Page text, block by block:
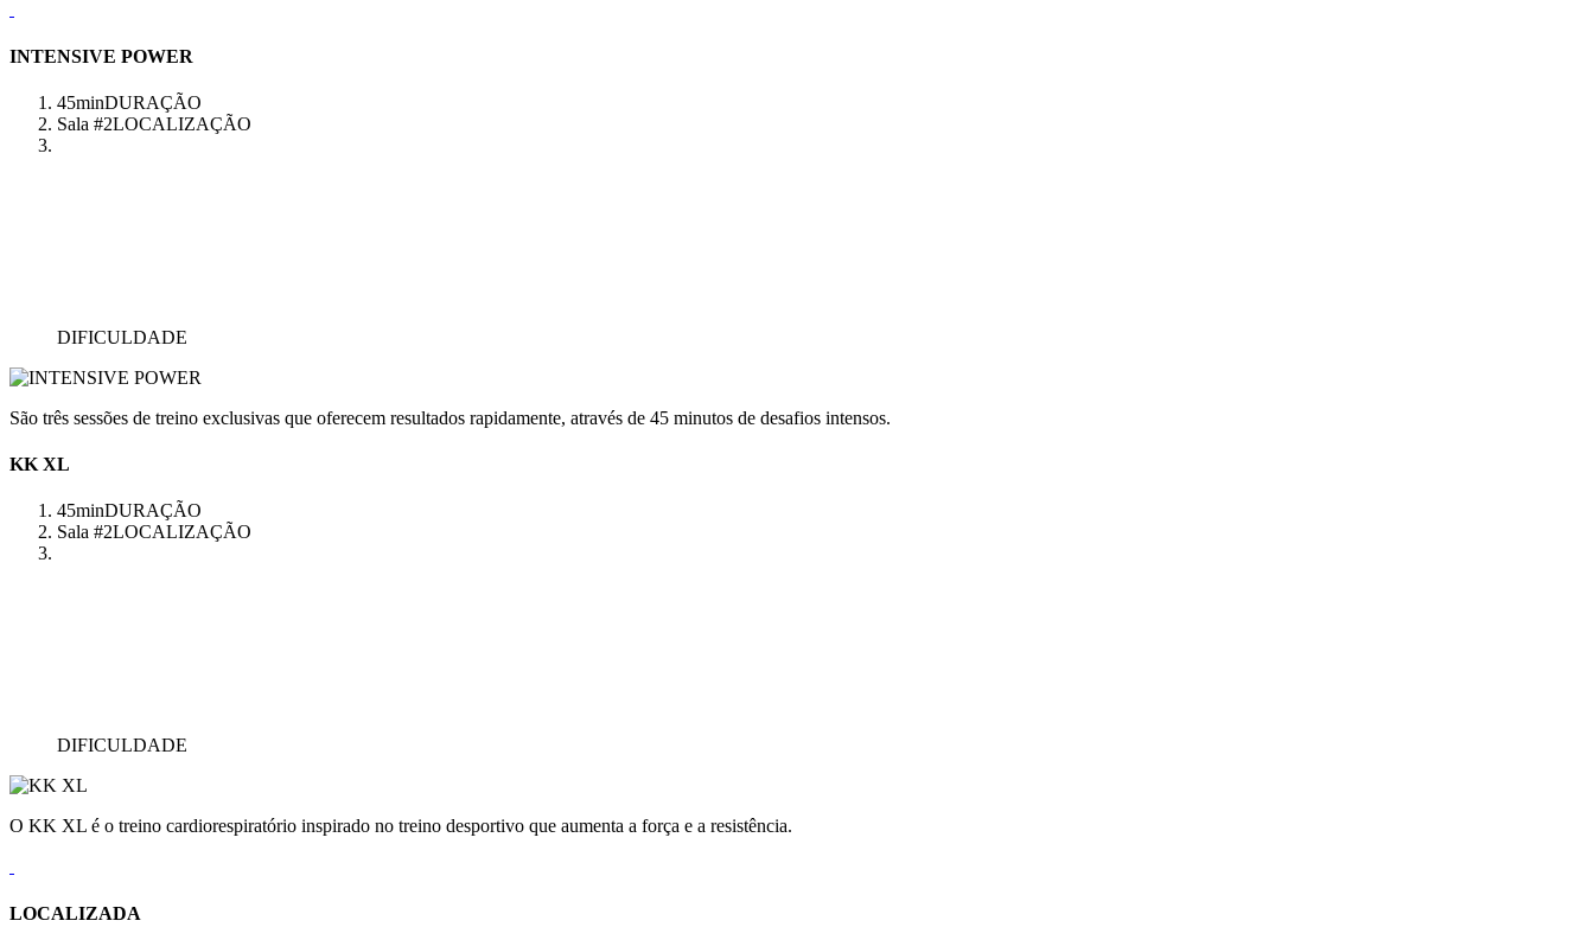
INTENSIVE POWER
45minDURAÇÃO
Sala #2LOCALIZAÇÃO
DIFICULDADE
São três sessões de treino exclusivas que oferecem resultados rapidamente, através de 45 minutos de desafios intensos.
KK XL
45minDURAÇÃO
Sala #2LOCALIZAÇÃO
DIFICULDADE
O KK XL é o treino cardiorespiratório inspirado no treino desportivo que aumenta a força e a resistência.
LOCALIZADA